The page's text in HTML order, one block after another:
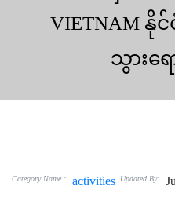
VIETNAM နို
သွားရေ
Category Name : activities Updated By: